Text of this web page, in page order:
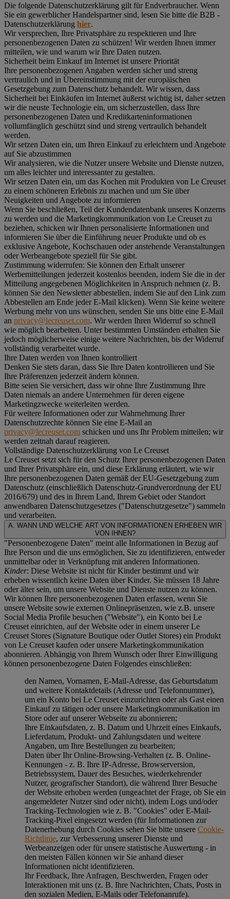
Die folgende Datenschutzerklärung gilt für Endverbraucher. Wenn
Sie ein gewerblicher Handelspartner sind, lesen Sie bitte die B2B -
Datenschutzerklärung hier.
Wir versprechen, Ihre Privatsphäre zu respektieren und Ihre
personenbezogenen Daten zu schützen! Wir werden Ihnen immer
mitteilen, wie und warum wir Ihre Daten nutzen.
Sicherheit beim Einkauf im Internet ist unsere Priorität
Ihre personenbezogenen Angaben werden sicher und streng
vertraulich und in Übereinstimmung mit der europäischen
Gesetzgebung zum Datenschutz behandelt. Wir wissen, dass
Sicherheit bei Einkäufen im Internet äußerst wichtig ist, daher setzen
wir die neuste Technologie ein, um sicherzustellen, dass Ihre
personenbezogenen Daten und Kreditkarteninformationen
vollumfänglich geschützt sind und streng vertraulich behandelt
werden.
Wir setzen Daten ein, um Ihren Einkauf zu erleichtern und Angebote
auf Sie abzustimmen
Wir analysieren, wie die Nutzer unsere Website und Dienste nutzen,
um alles leichter und interessanter zu gestalten.
Wir setzen Daten ein, um das Kochen mit Produkten von Le Creuset
zu einem schöneren Erlebnis zu machen und um Sie über
Neuigkeiten und Angebote zu informieren
Wenn Sie beschließen, Teil der Kundendatenbank unseres Konzerns
zu werden und die Marketingkommunikation von Le Creuset zu
beziehen, schicken wir Ihnen personalisierte Informationen und
informieren Sie über die Einführung neuer Produkte und ob es
exklusive Angebote, Kochschauen oder anstehende Veranstaltungen
oder Werbeangebote speziell für Sie gibt.
Zustimmung widerrufen: Sie können den Erhalt unserer
Werbemitteilungen jederzeit kostenlos beenden, indem Sie die in der
Mitteilung angegebenen Möglichkeiten in Anspruch nehmen (z. B.
können Sie den Newsletter abbestellen, indem Sie auf den Link zum
Abbestellen am Ende jeder E-Mail klicken). Wenn Sie keine weitere
Werbung mehr von uns wünschen, senden Sie uns bitte eine E-Mail
an privacy@lecreuset.com. Wir werden Ihren Widerruf so schnell
wie möglich bearbeiten. Unter bestimmten Umständen erhalten Sie
jedoch möglicherweise einige weitere Nachrichten, bis der Widerruf
vollständig verarbeitet wurde.
Ihre Daten werden von Ihnen kontrolliert
Denken Sie stets daran, dass Sie Ihre Daten kontrollieren und Sie
Ihre Präferenzen jederzeit ändern können.
Bitte seien Sie versichert, dass wir ohne Ihre Zustimmung Ihre
Daten niemals an andere Unternehmen für deren eigene
Marketingzwecke weiterleiten werden.
Für weitere Informationen oder zur Wahrnehmung Ihrer
Datenschutzrechte können Sie eine E-Mail an
privacy@lecreuset.com schicken und uns Ihr Problem mitteilen; wir
werden zeitnah darauf reagieren.
Vollständige Datenschutzerklärung von Le Creuset
Le Creuset setzt sich für den Schutz Ihrer personenbezogenen Daten
und Ihrer Privatsphäre ein, und diese Erklärung erläutert, wie wir
Ihre personenbezogenen Daten gemäß der EU-Gesetzgebung zum
Datenschutz (einschließlich Datenschutz-Grundverordnung der EU
2016/679) und des in Ihrem Land, Ihrem Gebiet oder Standort
anwendbaren Datenschutzgesetzes ("Datenschutzgesetze") sammeln
und verarbeiten.
A. WANN UND WELCHE ART VON INFORMATIONEN ERHEBEN WIR
VON IHNEN?
"Personenbezogene Daten" meint alle Informationen in Bezug auf
Ihre Person und die uns ermöglichen, Sie zu identifizieren, entweder
unmittelbar oder in Verknüpfung mit anderen Informationen.
Kinder: Diese Website ist nicht für Kinder bestimmt und wir
erheben wissentlich keine Daten über Kinder. Sie müssen 18 Jahre
oder älter sein, um unsere Website und Dienste nutzen zu können.
Wir können Ihre personenbezogenen Daten erfassen, wenn Sie
unsere Website sowie externen Onlinepräsenzen, wie z.B. unsere
Social Media Profile besuchen ("Website"), ein Konto bei Le
Creuset einrichten, auf der Website oder in einem unserer Le
Creuset Stores (Signature Boutique oder Outlet Stores) ein Produkt
von Le Creuset kaufen oder unsere Marketingkommunikation
abonnieren. Abhängig von Ihrem Wunsch oder Ihrer Einwilligung
können personenbezogene Daten Folgendes einschließen:
den Namen, Vornamen, E-Mail-Adresse, das Geburtsdatum
und weitere Kontaktdetails (Adresse und Telefonnummer),
um ein Konto bei Le Creuset einzurichten oder als Gast einen
Einkauf zu tätigen oder unsere Marketingkommunikation im
Store oder auf unserer Webseite zu abonnieren;
Ihre Einkaufsdaten, z. B. Datum und Uhrzeit eines Einkaufs,
Lieferdatum, Produkt- und Zahlungsdaten und weitere
Angaben, um Ihre Bestellungen zu bearbeiten;
Daten über Ihr Online-Browsing-Verhalten (z. B. Online-
Kennungen - z. B. Ihre IP-Adresse, Browserversion,
Betriebssystem, Dauer des Besuches, wiederkehrender
Nutzer, geografischer Standort), die während Ihrer Besuche
der Website erhoben werden (ungeachtet der Frage, ob Sie ein
angemeldeter Nutzer sind oder nicht), indem Logs und/oder
Tracking-Technologien wie z. B. "Cookies" oder E-Mail-
Tracking-Pixel eingesetzt werden (für Informationen zur
Datenerhebung durch Cookies sehen Sie bitte unsere Cookie-
Richtlinie, zur Verbesserung unserer Dienste und
Werbeanzeigen oder für unsere statistische Auswertung - in
den meisten Fällen können wir Sie anhand dieser
Informationen nicht identifizieren.
Ihr Feedback, Ihre Anfragen, Beschwerden, Fragen oder
Interaktionen mit uns (z. B. Ihre Nachrichten, Chats, Posts in
den sozialen Medien, E-Mails oder Telefonanrufe).